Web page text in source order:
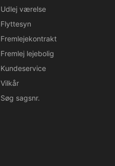
Udlej værelse
Flyttesyn
Fremlejekontrakt
Fremlej lejebolig
Kundeservice
Vilkår
Søg sagsnr.